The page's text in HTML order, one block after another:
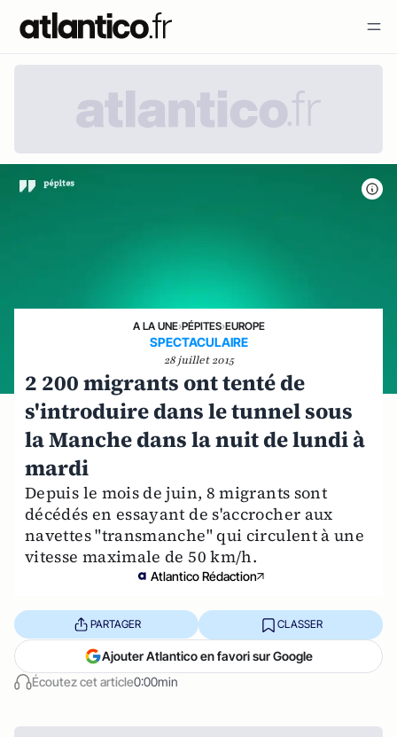
A LA UNE›PÉPITES›EUROPE
SPECTACULAIRE
28 juillet 2015
2 200 migrants ont tenté de
s'introduire dans le tunnel sous
la Manche dans la nuit de lundi à
mardi
Depuis le mois de juin, 8 migrants sont
décédés en essayant de s'accrocher aux
navettes "transmanche" qui circulent à une
vitesse maximale de 50 km/h.
Atlantico Rédaction
Écoutez cet article0:00min
PARTAGER CLASSER
Ajouter Atlantico en favori sur Google